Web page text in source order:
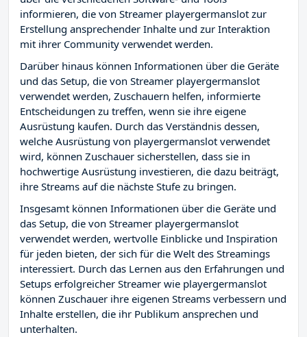
informieren, die von Streamer playergermanslot zur
Erstellung ansprechender Inhalte und zur Interaktion
mit ihrer Community verwendet werden.
Darüber hinaus können Informationen über die Geräte
und das Setup, die von Streamer playergermanslot
verwendet werden, Zuschauern helfen, informierte
Entscheidungen zu treffen, wenn sie ihre eigene
Ausrüstung kaufen. Durch das Verständnis dessen,
welche Ausrüstung von playergermanslot verwendet
wird, können Zuschauer sicherstellen, dass sie in
hochwertige Ausrüstung investieren, die dazu beiträgt,
ihre Streams auf die nächste Stufe zu bringen.
Insgesamt können Informationen über die Geräte und
das Setup, die von Streamer playergermanslot
verwendet werden, wertvolle Einblicke und Inspiration
für jeden bieten, der sich für die Welt des Streamings
interessiert. Durch das Lernen aus den Erfahrungen und
Setups erfolgreicher Streamer wie playergermanslot
können Zuschauer ihre eigenen Streams verbessern und
Inhalte erstellen, die ihr Publikum ansprechen und
unterhalten.